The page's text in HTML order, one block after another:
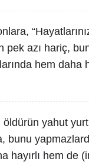
pek azı hariç,
hem daha
yahut
bunu
hem de